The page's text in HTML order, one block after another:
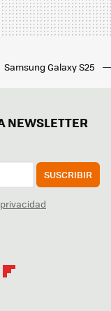
Samsung Galaxy S25
SUSCRIBIR